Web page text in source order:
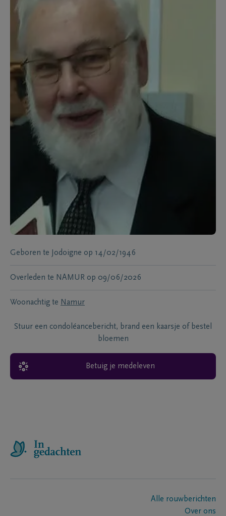
Geboren te Jodoigne op 14/02/1946
Overleden te NAMUR op 09/06/2026
Woonachtig te Namur
Stuur een condoléancebericht, brand een kaarsje of bestel
bloemen
Betuig je medeleven
Alle rouwberichten
Over ons